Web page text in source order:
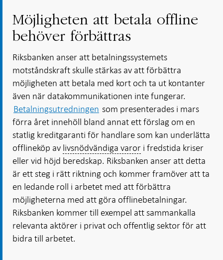
Möjligheten att betala offline
behöver förbättras
Riksbanken anser att betalningssystemets
motståndskraft skulle stärkas av att förbättra
möjligheten att betala med kort och ta ut kontanter
även när datakommunikationen inte fungerar.
Betalningsutredningen som presenterades i mars
förra året innehöll bland annat ett förslag om en
statlig kreditgaranti för handlare som kan underlätta
offlineköp av livsnödvändiga varor i fredstida kriser
eller vid höjd beredskap. Riksbanken anser att detta
är ett steg i rätt riktning och kommer framöver att ta
en ledande roll i arbetet med att förbättra
möjligheterna med att göra offlinebetalningar.
Riksbanken kommer till exempel att sammankalla
relevanta aktörer i privat och offentlig sektor för att
bidra till arbetet.